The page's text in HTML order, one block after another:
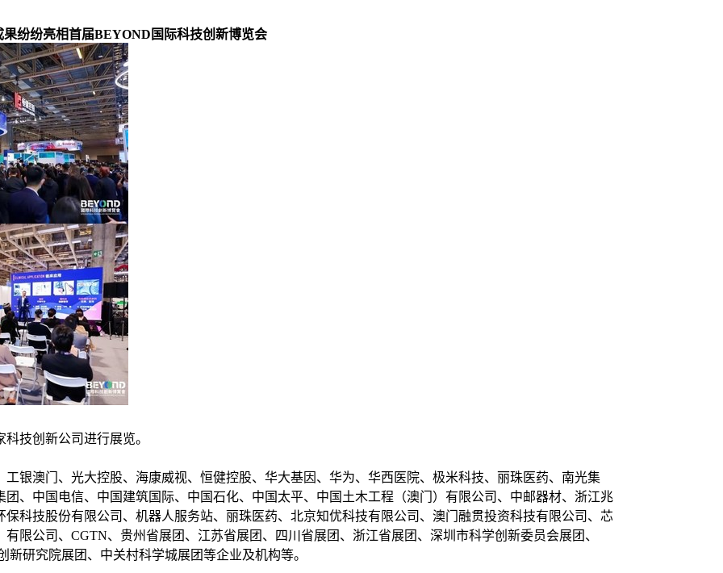
果纷纷亮相首届BEYOND国际科技创新博览会
技创新公司进行展览。
银澳门、光大控股、海康威视、恒健控股、华大基因、华为、华西医院、极米科技、丽珠医药、南光集
、中国电信、中国建筑国际、中国石化、中国太平、中国土木工程（澳门）有限公司、中邮器材、浙江兆
科技股份有限公司、机器人服务站、丽珠医药、北京知优科技有限公司、澳门融贯投资科技有限公司、芯
限公司、CGTN、贵州省展团、江苏省展团、四川省展团、浙江省展团、深圳市科学创新委员会展团、
研究院展团、中关村科学城展团等企业及机构等。